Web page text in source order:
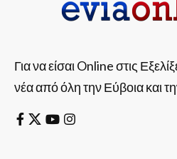
Για να είσαι Online στις
νέα από όλη την Εύβοια και